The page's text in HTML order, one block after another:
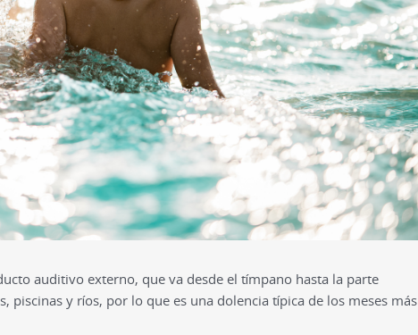
auditivo externo, que va desde el tímpano hasta la parte
piscinas y ríos, por lo que es una dolencia típica de los meses más